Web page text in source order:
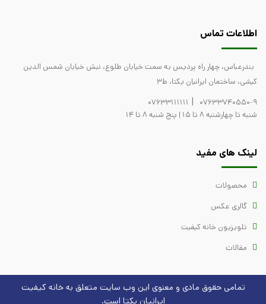
اطلاعات تماس
بندرعباس، چهار راه پردیس به سمت خیابان طلوع، نبش خیابان شمس الدین
کیشی، ساختمان ایرانیان یکتا، ط3
07633740550-9
|
07633111111
شنبه تا چهارشنبه 8 تا 15 | پنج شنبه 8 تا 14
لینک های مفید
محصولات
گالری عکس
تلویزیون خانه کیفیت
مقالات
تمامی حقوق مادی و معنوی این وب سایت متعلق بهخانه کیفیت
ایرانیان یکتا است.